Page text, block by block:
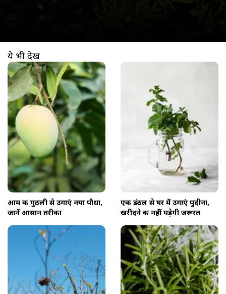
खुल रहा है
ये भी देखें
आम की गुठली से उगाएं नया पौधा,
जानें आसान तरीका
एक डंठल से घर में उगाएं पुदीना,
खरीदने की नहीं पड़ेगी जरूरत